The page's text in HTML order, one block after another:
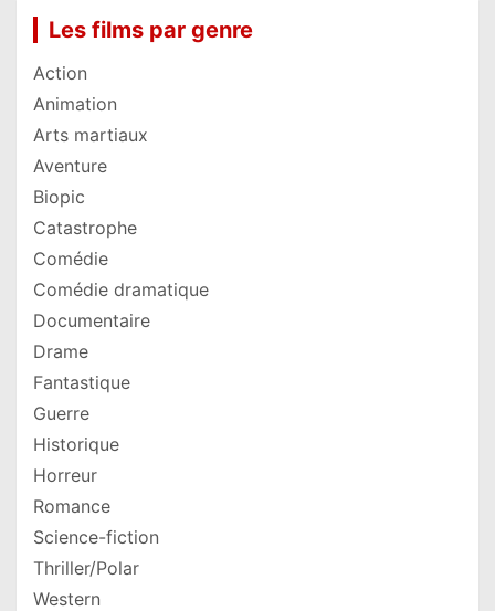
Les films par genre
Action
Animation
Arts martiaux
Aventure
Biopic
Catastrophe
Comédie
Comédie dramatique
Documentaire
Drame
Fantastique
Guerre
Historique
Horreur
Romance
Science-fiction
Thriller/Polar
Western